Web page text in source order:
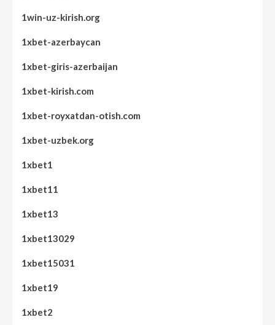
1win-uz-kirish.org
1xbet-azerbaycan
1xbet-giris-azerbaijan
1xbet-kirish.com
1xbet-royxatdan-otish.com
1xbet-uzbek.org
1xbet1
1xbet11
1xbet13
1xbet13029
1xbet15031
1xbet19
1xbet2